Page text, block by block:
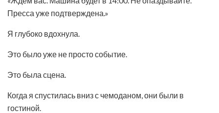
Пресса уже подтверждена.»
Я глубоко вдохнула.
Это было уже не просто событие.
Это была сцена.
Когда я спустилась вниз с чемоданом, они были в
гостиной.